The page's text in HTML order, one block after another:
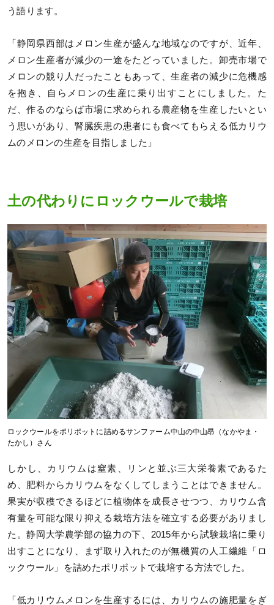
う語ります。
「静岡県西部はメロン生産が盛んな地域なのですが、近年、
メロン生産者が減少の一途をたどっていました。卸売市場で
メロンの競り人だったこともあって、生産者の減少に危機感
を抱き、自らメロンの生産に乗り出すことにしました。た
だ、作るのならば市場に求められる農産物を生産したいとい
う思いがあり、腎臓疾患の患者にも食べてもらえる低カリウ
ムのメロンの生産を目指しました」
土の代わりにロックウールで栽培
ロックウールをポリポットに詰めるサンファーム中山の中山昂（なかやま・
たかし）さん
しかし、カリウムは窒素、リンと並ぶ三大栄養素であるた
め、肥料からカリウムをなくしてしまうことはできません。
果実が収穫できるほどに植物体を成長させつつ、カリウム含
有量を可能な限り抑える栽培方法を確立する必要がありまし
た。静岡大学農学部の協力の下、2015年から試験栽培に乗り
出すことになり、まず取り入れたのが無機質の人工繊維「ロ
ックウール」を詰めたポリポットで栽培する方法でした。
「低カリウムメロンを生産するには、カリウムの施肥量をぎ